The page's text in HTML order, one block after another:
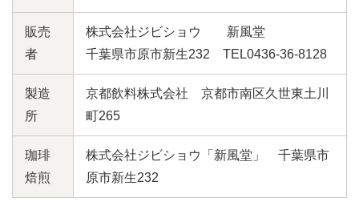
販売
者
株式会社ジビショウ 新風堂
千葉県市原市新生232 TEL0436-36-8128
製造
所
京都飲料株式会社 京都市南区久世東土川
町265
珈琲
焙煎
株式会社ジビショウ「新風堂」 千葉県市
原市新生232